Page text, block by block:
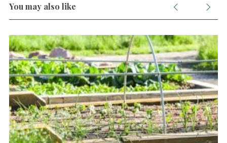
You may also like